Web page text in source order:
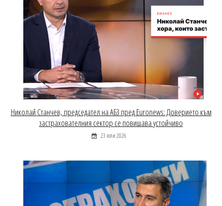
Николай Станчев, председател на АБЗ пред Euronews: Доверието към
застрахователния сектор се повишава устойчиво
23 юли 2026